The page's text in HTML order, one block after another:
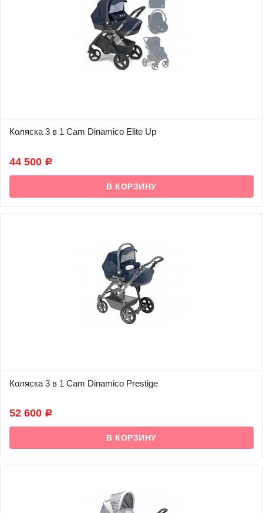
Коляска 3 в 1 Cam Dinamico Elite Up
44 500 Р
Коляска 3 в 1 Cam Dinamico Prestige
52 600 Р